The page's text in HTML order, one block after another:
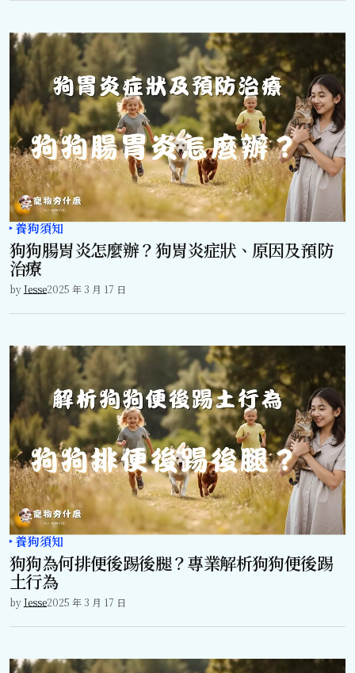
養狗須知
狗狗腸胃炎怎麼辦？狗胃炎症狀、原因及預防
治療
byJesse2025 年 3 月 17 日
養狗須知
狗狗為何排便後踢後腿？專業解析狗狗便後踢
土行為
byJesse2025 年 3 月 17 日